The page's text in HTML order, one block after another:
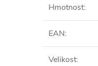
Hmotnost:
EAN:
Velikost: